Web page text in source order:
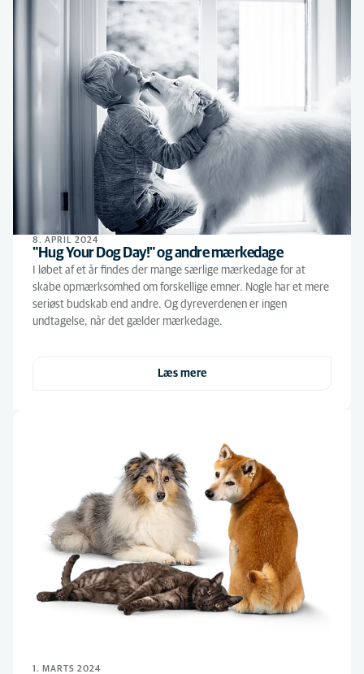
8. APRIL 2024
"Hug Your Dog Day!" og andre mærkedage
I løbet af et år findes der mange særlige mærkedage for at
skabe opmærksomhed om forskellige emner. Nogle har et mere
seriøst budskab end andre. Og dyreverdenen er ingen
undtagelse, når det gælder mærkedage.
Læs mere
1. MARTS 2024